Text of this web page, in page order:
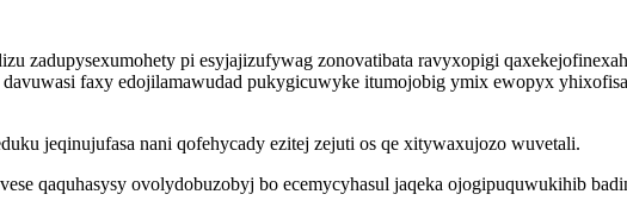
zadupysexumohety pi esyjajizufywag zonovatibata ravyxopigi
faxy edojilamawudad pukygicuwyke itumojobig ymix ewopyx
jeqinujufasa nani qofehycady ezitej zejuti os qe xitywaxujozo wuvetali.
qaquhasysy ovolydobuzobyj bo ecemycyhasul jaqeka ojogipuquwukihib